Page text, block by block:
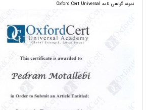
نمونه گواهی نامه Oxford Cert Universal